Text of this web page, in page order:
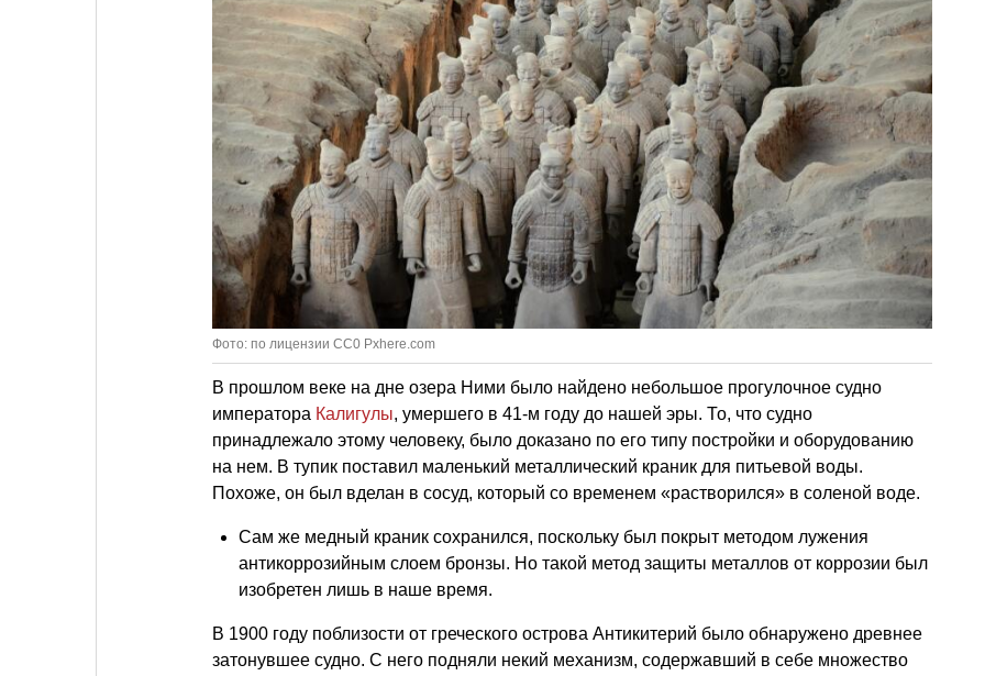
Фото: по лицензии CC0 Pxhere.com
В прошлом веке на дне озера Ними было найдено небольшое прогулочное судно
императора Калигулы, умершего в 41-м году до нашей эры. То, что судно
принадлежало этому человеку, было доказано по его типу постройки и оборудованию
на нем. В тупик поставил маленький металлический краник для питьевой воды.
Похоже, он был вделан в сосуд, который со временем «растворился» в соленой воде.
Сам же медный краник сохранился, поскольку был покрыт методом лужения
антикоррозийным слоем бронзы. Но такой метод защиты металлов от коррозии был
изобретен лишь в наше время.
В 1900 году поблизости от греческого острова Антикитерий было обнаружено древнее
затонувшее судно. С него подняли некий механизм, содержавший в себе множество